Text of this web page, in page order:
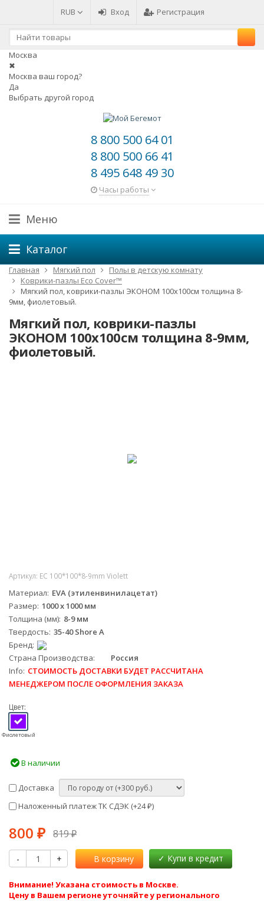
RUB Вход Регистрация
Москва
✖
Москва ваш город?
Да
Выбрать другой город
8 800 500 64 01
8 800 500 66 41
8 495 648 49 30
Часы работы
Меню
Каталог
Главная Мягкий пол
Полы в детскую комнату
Коврики-пазлы Eco Cover™
Мягкий пол, коврики-пазлы ЭКОНОМ 100х100см толщина 8-
9мм, фиолетовый.
Мягкий пол, коврики-пазлы
ЭКОНОМ 100х100см толщина 8-9мм,
фиолетовый.
Артикул: EC 100*100*8-9mm Violett
Материал EVA (этиленвинилацетат)
Размер 1000 х 1000 мм
Толщина (мм) 8-9 мм
Твердость 35-40 Shore A
Бренд
Страна Производства
Россия
Info СТОИМОСТЬ ДОСТАВКИ БУДЕТ РАССЧИТАНА
МЕНЕДЖЕРОМ ПОСЛЕ ОФОРМЛЕНИЯ ЗАКАЗА
Цвет:
Фиолетовый
В наличии
Доставка
Наложенный платеж ТК СДЭК (+24₽)
800 ₽ 819₽
- + В корзину
Внимание! Указана стоимость в Москве.
Цену в Вашем регионе уточняйте у регионального